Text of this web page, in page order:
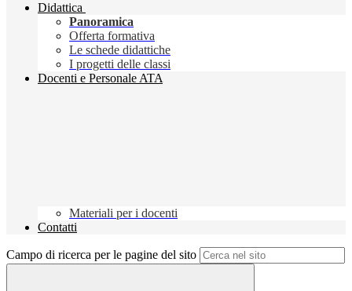
Didattica
Panoramica
Offerta formativa
Le schede didattiche
I progetti delle classi
Docenti e Personale ATA
Materiali per i docenti
Contatti
Campo di ricerca per le pagine del sito